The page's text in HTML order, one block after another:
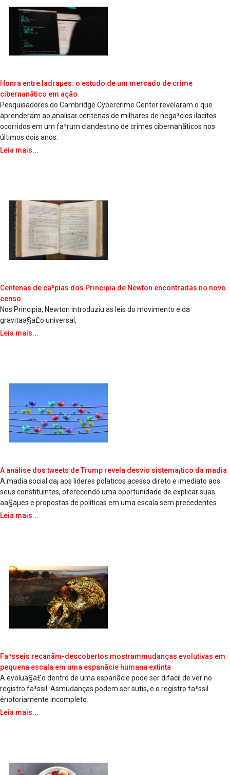
Honra entre ladraµes: o estudo de um mercado de crime
cibernanãtico em ação
Pesquisadores do Cambridge Cybercrime Center revelaram o que
aprenderam ao analisar centenas de milhares de nega³cios ila­citos
ocorridos em um fa³rum clandestino de crimes cibernanãticos nos
últimos dois anos.
Leia mais...
Centenas de ca³pias dos Principia de Newton encontradas no novo
censo
Nos Principia, Newton introduziu as leis do movimento e da
gravitaa§a£o universal,
Leia mais...
A análise dos tweets de Trump revela desvio sistema¡tico da ma­dia
A ma­dia social da¡ aos lideres pola­ticos acesso direto e imediato aos
seus constituintes, oferecendo uma oportunidade de explicar suas
aa§aµes e propostas de políticas em uma escala sem precedentes.
Leia mais...
Fa³sseis recanãm-descobertos mostrammudanças evolutivas em
pequena escala em uma espanãcie humana extinta
A evolua§a£o dentro de uma espanãcie pode ser difa­cil de ver no
registro fa³ssil. Asmudanças podem ser sutis, e o registro fa³ssil
énotoriamente incompleto.
Leia mais...